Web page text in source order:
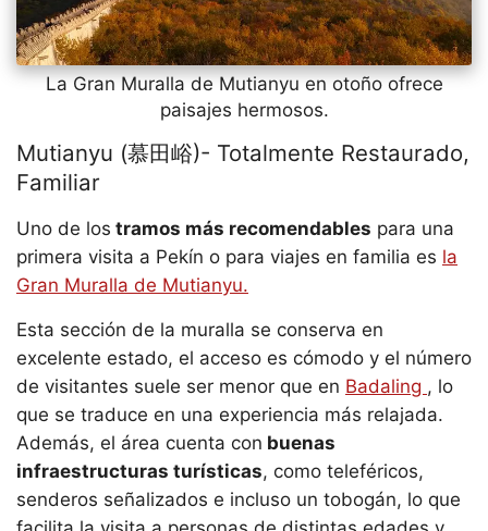
La Gran Muralla de Mutianyu en otoño ofrece
paisajes hermosos.
Mutianyu (慕田峪)- Totalmente Restaurado,
Familiar
Uno de los tramos más recomendables para una
primera visita a Pekín o para viajes en familia es la
Gran Muralla de Mutianyu.
Esta sección de la muralla se conserva en
excelente estado, el acceso es cómodo y el número
de visitantes suele ser menor que en Badaling , lo
que se traduce en una experiencia más relajada.
Además, el área cuenta con buenas
infraestructuras turísticas, como teleféricos,
senderos señalizados e incluso un tobogán, lo que